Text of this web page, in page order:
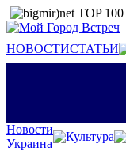
НОВОСТИСТАТЬИ
Новости
Украина
Культура